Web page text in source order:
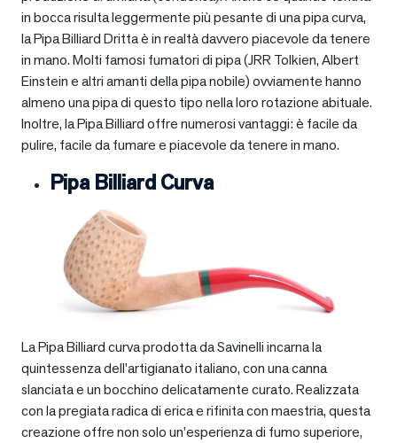
in bocca risulta leggermente più pesante di una pipa curva,
la Pipa Billiard Dritta è in realtà davvero piacevole da tenere
in mano. Molti famosi fumatori di pipa (JRR Tolkien, Albert
Einstein e altri amanti della pipa nobile) ovviamente hanno
almeno una pipa di questo tipo nella loro rotazione abituale.
Inoltre, la Pipa Billiard offre numerosi vantaggi: è facile da
pulire, facile da fumare e piacevole da tenere in mano.
Pipa Billiard Curva
La Pipa Billiard curva prodotta da Savinelli incarna la
quintessenza dell’artigianato italiano, con una canna
slanciata e un bocchino delicatamente curato. Realizzata
con la pregiata radica di erica e rifinita con maestria, questa
creazione offre non solo un’esperienza di fumo superiore,